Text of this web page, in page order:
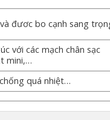
đươc bo cạnh sang
với các mạch chân sạc
mini,…
quá nhiệt…